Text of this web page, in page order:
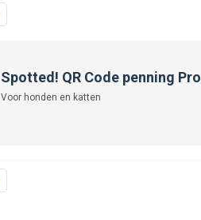
Spotted! QR Code penning Pro
Voor honden en katten